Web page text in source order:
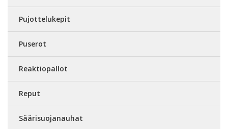
Pujottelukepit
Puserot
Reaktiopallot
Reput
Säärisuojanauhat